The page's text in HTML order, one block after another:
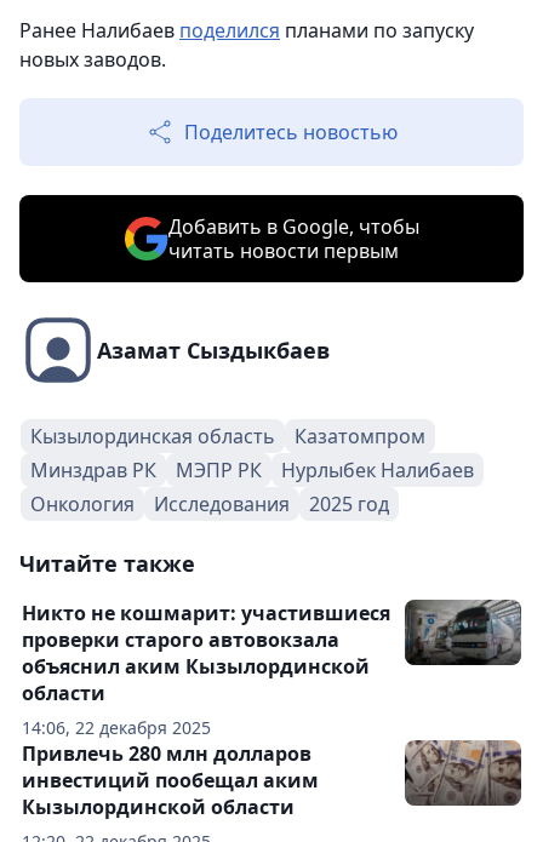
Ранее Налибаев поделился планами по запуску
новых заводов.
Поделитесь новостью
Добавить в Google, чтобы
читать новости первым
Азамат Сыздыкбаев
Кызылординская область
Казатомпром
Минздрав РК
МЭПР РК
Нурлыбек Налибаев
Онкология
Исследования 2025 год
Читайте также
14:06, 22 декабря 2025
Никто не кошмарит: участившиеся
проверки старого автовокзала
объяснил аким Кызылординской
области
Привлечь 280 млн долларов
инвестиций пообещал аким
Кызылординской области